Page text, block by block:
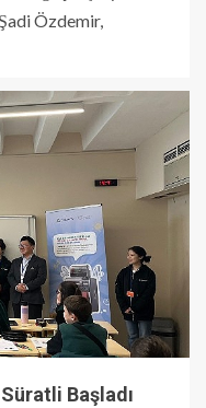
Özdemir,
Başladı